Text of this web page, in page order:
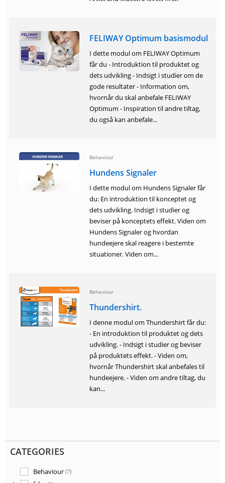
FELIWAY Optimum basismodul
I dette modul om FELIWAY Optimum
får du - Introduktion til produktet og
dets udvikling - Indsigt i studier om de
gode resultater - Information om,
hvornår du skal anbefale FELIWAY
Optimum - Inspiration til andre tiltag,
du også kan anbefale...
Behaviour
Hundens Signaler
I dette modul om Hundens Signaler får
du: En introduktion til konceptet og
dets udvikling. Indsigt i studier og
beviser på konceptets effekt. Viden om
Hundens Signaler og hvordan
hundeejere skal reagere i bestemte
situationer. Viden om...
Behaviour
Thundershirt.
I denne modul om Thundershirt får du:
- En introduktion til produktet og dets
udvikling. - Indsigt i studier og beviser
på produktets effekt. - Viden om,
hvornår Thundershirt skal anbefales til
hundeejere. - Viden om andre tiltag, du
kan...
CATEGORIES
Behaviour (7)